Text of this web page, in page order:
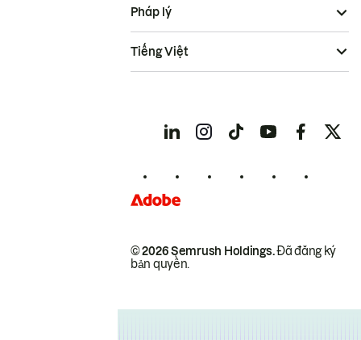
© 2026 Semrush Holdings.Đã đăng ký
bản quyền.
Pháp lý
Tiếng Việt